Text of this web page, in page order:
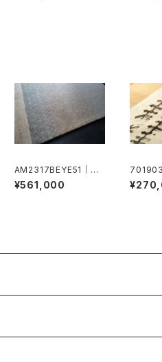
AM2317BEYE51｜ギ
ャッベ（アメレ）
¥561,000
ホク）